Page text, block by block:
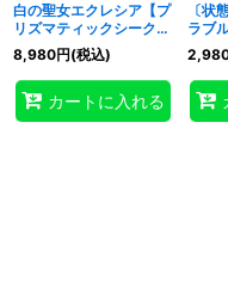
特集:
白の聖女エクレシア【プ
リズマティックシークレ
ット】{BODE-JP007}
《モンスター》
8,980円(税込)
カートに入れる
〔状
ラブ
ティ
ク》